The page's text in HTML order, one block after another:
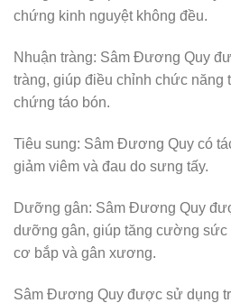
chứng kinh nguyệt không đều.
Nhuận tràng: Sâm Đương Quy
tràng, giúp điều chỉnh chức năng
chứng táo bón.
Tiêu sung: Sâm Đương Quy có
giảm viêm và đau do sưng tấy.
Dưỡng gân: Sâm Đương Quy
dưỡng gân, giúp tăng cường sức
cơ bắp và gân xương.
Sâm Đương Quy được sử dụng